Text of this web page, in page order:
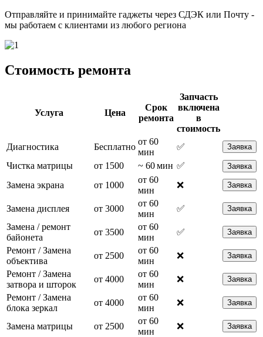
Отправляйте и принимайте гаджеты через СДЭК или Почту -
мы работаем с клиентами из любого региона
Стоимость ремонта
Услуга Цена
Срок
ремонта
Запчасть
включена
в
стоимость
Диагностика
Бесплатно
от 60
мин
✅ Заявка
Чистка матрицы от 1500 ~ 60 мин ✅ Заявка
Замена экрана от 1000
от 60
мин
❌ Заявка
Замена дисплея от 3000
от 60
мин
✅ Заявка
Замена / ремонт
байонета
от 3500
от 60
мин
✅ Заявка
Ремонт / Замена
объектива
от 2500
от 60
мин
❌ Заявка
Ремонт / Замена
затвора и шторок
от 4000
от 60
мин
❌ Заявка
Ремонт / Замена
блока зеркал
от 4000
от 60
мин
❌ Заявка
Замена матрицы от 2500
от 60
мин
❌ Заявка